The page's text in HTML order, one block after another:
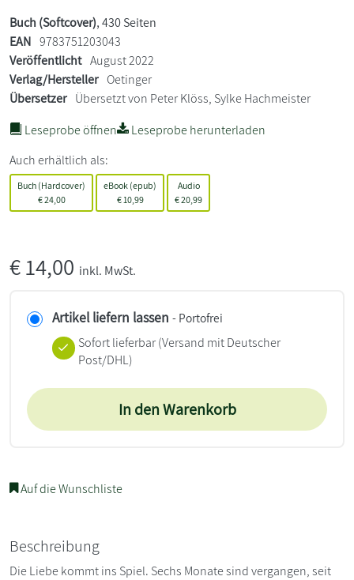
Buch (Softcover), 430 Seiten
EAN 9783751203043
Veröffentlicht August 2022
Verlag/Hersteller Oetinger
Übersetzer Übersetzt von Peter Klöss, Sylke Hachmeister
Leseprobe öffnen
Leseprobe herunterladen
Auch erhältlich als:
Buch (Hardcover)
€24,00
eBook (epub)
€10,99
Audio
€20,99
€14,00 inkl. MwSt.
Artikel liefern lassen - Portofrei
Sofort lieferbar(Versand mit Deutscher
Post/DHL)
In den Warenkorb
Auf die Wunschliste
Beschreibung
Die Liebe kommt ins Spiel. Sechs Monate sind vergangen, seit